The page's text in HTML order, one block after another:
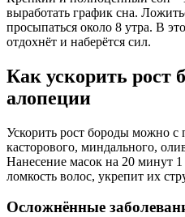
выработать график сна.
просыпаться около 8 утра. В
отдохнёт и наберётся сил.
Как ускорить рост
алопеции
Ускорить рост бороды можно
касторового, миндального,
Нанесение масок на 20 минут
ломкость волос, укрепит их
Осложнённые